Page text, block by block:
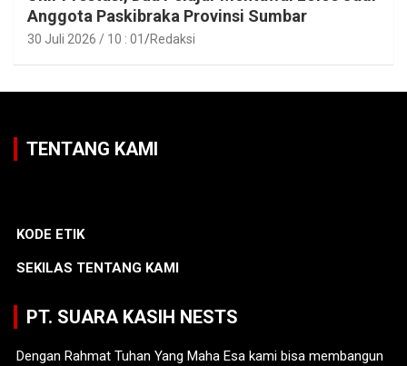
Anggota Paskibraka Provinsi Sumbar
30 Juli 2026 / 10 : 01 Redaksi
TENTANG KAMI
KODE ETIK
SEKILAS TENTANG KAMI
PT. SUARA KASIH NESTS
Dengan Rahmat Tuhan Yang Maha Esa kami bisa membangun